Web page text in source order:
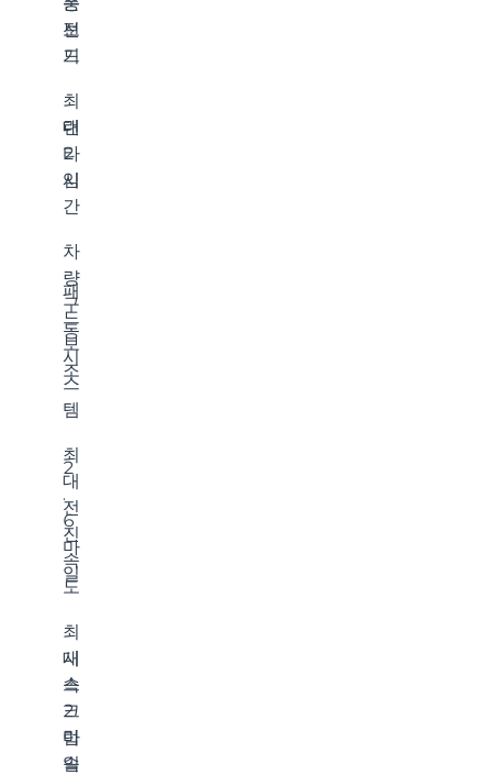
전
기
보
드
런
타
임
최
대
2
시
간
차
량
구
동
시
스
템
패
드
보
조
최
대
전
진
속
도
2
.
6
마
일
최
대
스
크
럽
속
시
속
2
마
일